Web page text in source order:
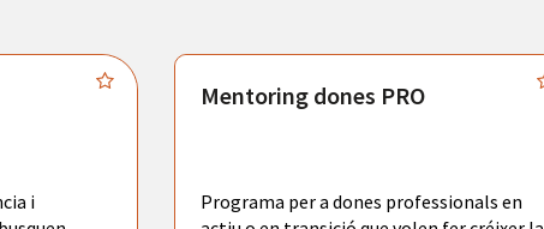
i
Mentoring dones PRO
Programa per a dones professionals en